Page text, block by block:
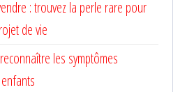
: trouvez la perle rare pour
de vie
les symptômes